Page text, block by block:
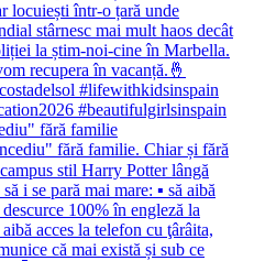
fără familie